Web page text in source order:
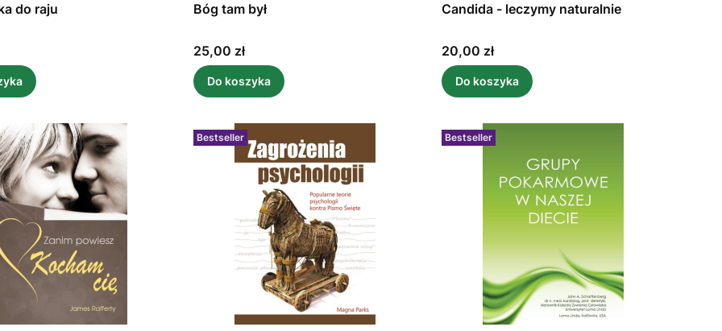
do raju Bóg tam był
Cena
25,00 zł
Do koszyka
Candida - leczymy naturalnie
Cena
20,00 zł
Do koszyka
Bestseller Bestseller